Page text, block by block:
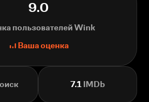
9.0
пользователей Wink
Ваша оценка
7.1 IMDb